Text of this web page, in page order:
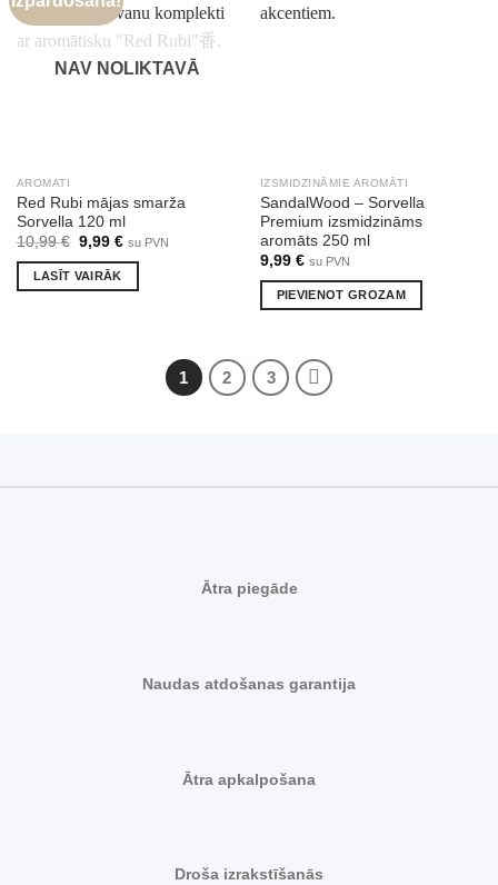
NAV NOLIKTAVĀ
AROMATI
Red Rubi mājas smarža
Sorvella 120 ml
10,99€ Original
was:
10,99 €.
9,99 €Current
su PVN
LASĪT VAIRĀK
IZSMIDZINĀMIE AROMĀTI
SandalWood – Sorvella
Premium izsmidzināms
aromāts 250 ml
9,99 € su PVN
PIEVIENOT GROZAM
1 2 3
Ātra piegāde
Naudas atdošanas garantija
Ātra apkalpošana
Droša izrakstīšanās